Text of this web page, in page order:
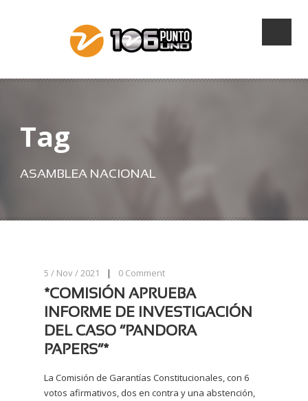
Tag
ASAMBLEA NACIONAL
5 / Nov / 2021 | 0 Comment
*COMISIÓN APRUEBA
INFORME DE INVESTIGACIÓN
DEL CASO “PANDORA
PAPERS”*
La Comisión de Garantías Constitucionales, con 6
votos afirmativos, dos en contra y una abstención,